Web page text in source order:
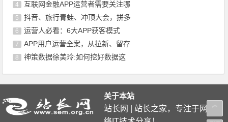
4 互联网金融APP运营者需要关注哪
5 抖音、旅行青蛙、冲顶大会，拼多
6 运营人必看：6大APP获客模式
7 APP用户运营全案，从拉新、留存
8 神策数据徐美玲:如何挖好数据这
关于本站
站长网 | 站长之家，专注于网